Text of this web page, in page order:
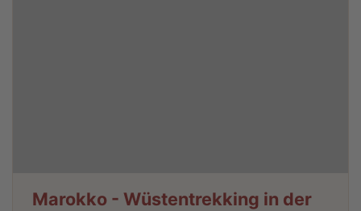
Marokko - Wüstentrekking in der